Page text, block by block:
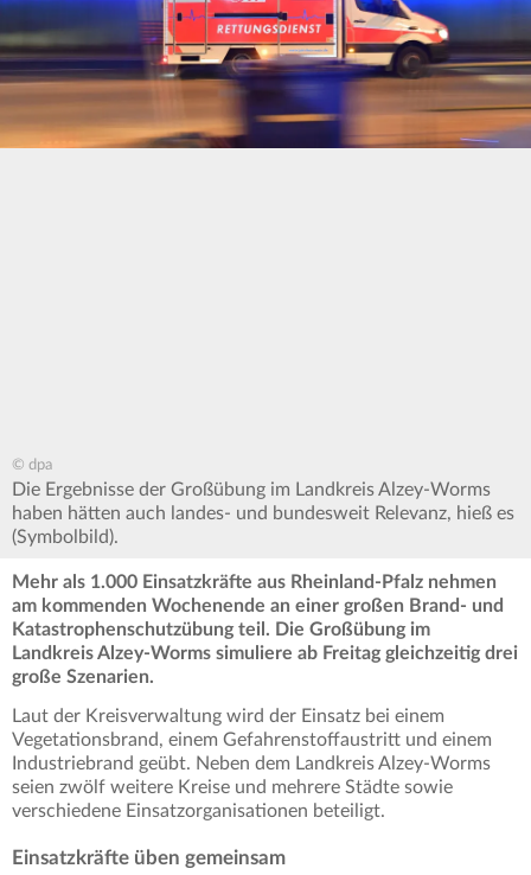
© dpa
Die Ergebnisse der Großübung im Landkreis Alzey-Worms
haben hätten auch landes- und bundesweit Relevanz, hieß es
(Symbolbild).
Mehr als 1.000 Einsatzkräfte aus Rheinland-Pfalz nehmen
am kommenden Wochenende an einer großen Brand- und
Katastrophenschutzübung teil. Die Großübung im
Landkreis Alzey-Worms simuliere ab Freitag gleichzeitig drei
große Szenarien.
Laut der Kreisverwaltung wird der Einsatz bei einem
Vegetationsbrand, einem Gefahrenstoffaustritt und einem
Industriebrand geübt. Neben dem Landkreis Alzey-Worms
seien zwölf weitere Kreise und mehrere Städte sowie
verschiedene Einsatzorganisationen beteiligt.
Einsatzkräfte üben gemeinsam